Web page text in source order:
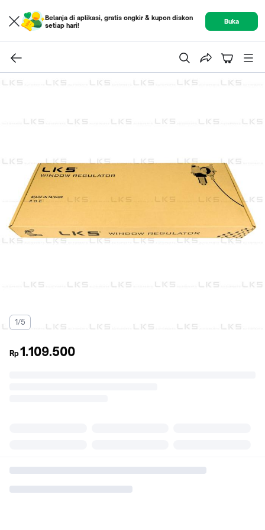
Belanja di aplikasi, gratis ongkir & kupon diskon
setiap hari!
Buka
1/5
Rp1.109.500